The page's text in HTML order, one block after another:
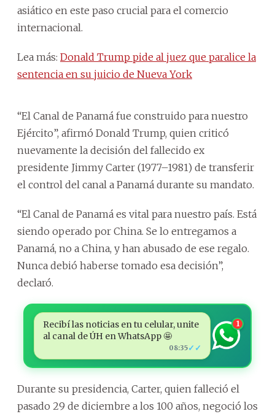
asiático en este paso crucial para el comercio
internacional.
Lea más: Donald Trump pide al juez que paralice la
sentencia en su juicio de Nueva York
“El Canal de Panamá fue construido para nuestro
Ejército”, afirmó Donald Trump, quien criticó
nuevamente la decisión del fallecido ex
presidente Jimmy Carter (1977–1981) de transferir
el control del canal a Panamá durante su mandato.
“El Canal de Panamá es vital para nuestro país. Está
siendo operado por China. Se lo entregamos a
Panamá, no a China, y han abusado de ese regalo.
Nunca debió haberse tomado esa decisión”,
declaró.
Recibí las noticias en tu celular, unite
al canal de ÚH en WhatsApp 🤩
08:35✓✓
1
Durante su presidencia, Carter, quien falleció el
pasado 29 de diciembre a los 100 años, negoció los